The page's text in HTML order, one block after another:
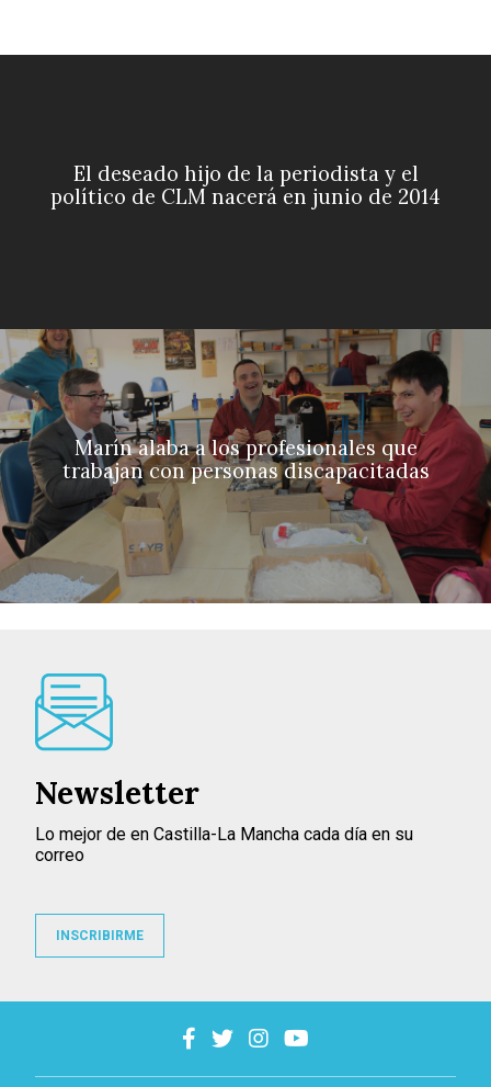
El deseado hijo de la periodista y el
político de CLM nacerá en junio de 2014
Marín alaba a los profesionales que
trabajan con personas discapacitadas
Newsletter
Lo mejor de en Castilla-La Mancha cada día en su
correo
INSCRIBIRME